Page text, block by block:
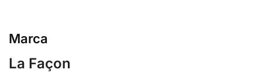
Marca
La Façon